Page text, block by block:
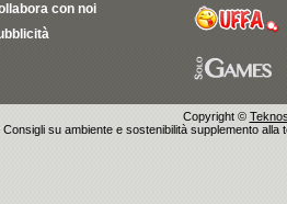
con noi
Copyright ©
Consigli su ambiente e sostenibilità supplemento